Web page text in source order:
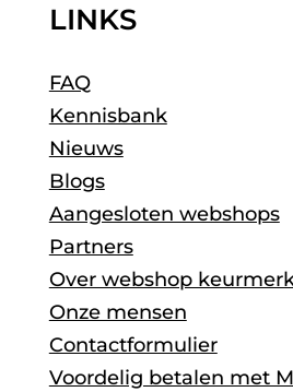
LINKS
FAQ
Kennisbank
Nieuws
Blogs
Aangesloten webshops
Partners
Over webshop
Onze mensen
Contactformulier
Voordelig betalen met